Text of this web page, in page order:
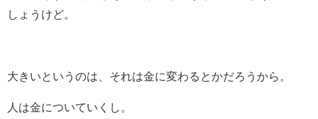
しょうけど。
大きいというのは、それは金に変わるとかだろうから。
人は金についていくし。